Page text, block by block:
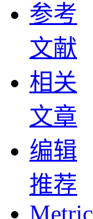
参考
文献
相关
文章
编辑
推荐